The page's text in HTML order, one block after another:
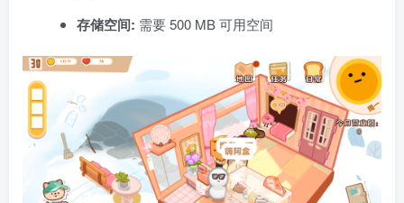
存储空间: 需要 500 MB 可用空间